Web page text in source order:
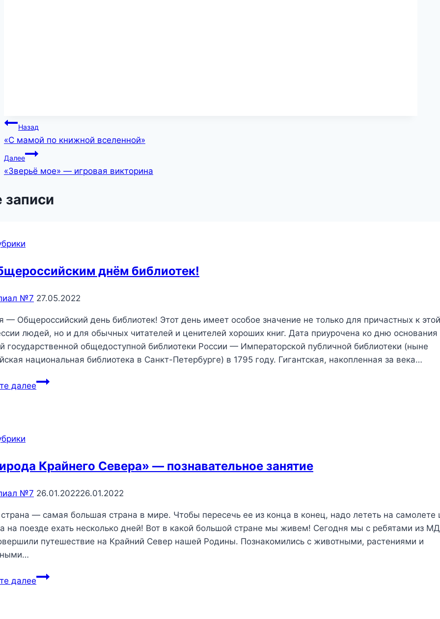
Навигация
по
записям
Назад
«С мамой по книжной вселенной»
Далее
«Зверьё мое» — игровая викторина
днём библиотек!
№7 27.05.2022
— Общероссийский день библиотек! Этот день имеет особое значение не только для причастных к этой
людей, но и для обычных читателей и ценителей хороших книг. Дата приурочена ко дню основания
государственной общедоступной библиотеки России — Императорской публичной библиотеки (ныне
национальная библиотека в Санкт-Петербурге) в 1795 году. Гигантская, накопленная за века…
далееС
Крайнего Севера» — познавательное занятие
№7 26.01.202226.01.2022
— самая большая страна в мире. Чтобы пересечь ее из конца в конец, надо лететь на самолете
на поезде ехать несколько дней! Вот в какой большой стране мы живем! Сегодня мы с ребятами из
путешествие на Крайний Север нашей Родины. Познакомились с животными, растениями и
далее«Природа